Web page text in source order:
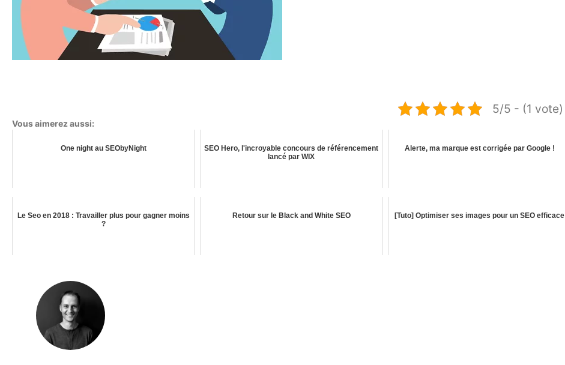
5/5 - (1 vote)
Vous aimerez aussi:
One night au SEObyNight
SEO Hero, l'incroyable concours de référencement
lancé par WIX
Alerte, ma marque est corrigée par Google !
Le Seo en 2018 : Travailler plus pour gagner moins
?
Retour sur le Black and White SEO [Tuto] Optimiser ses images pour un SEO efficace